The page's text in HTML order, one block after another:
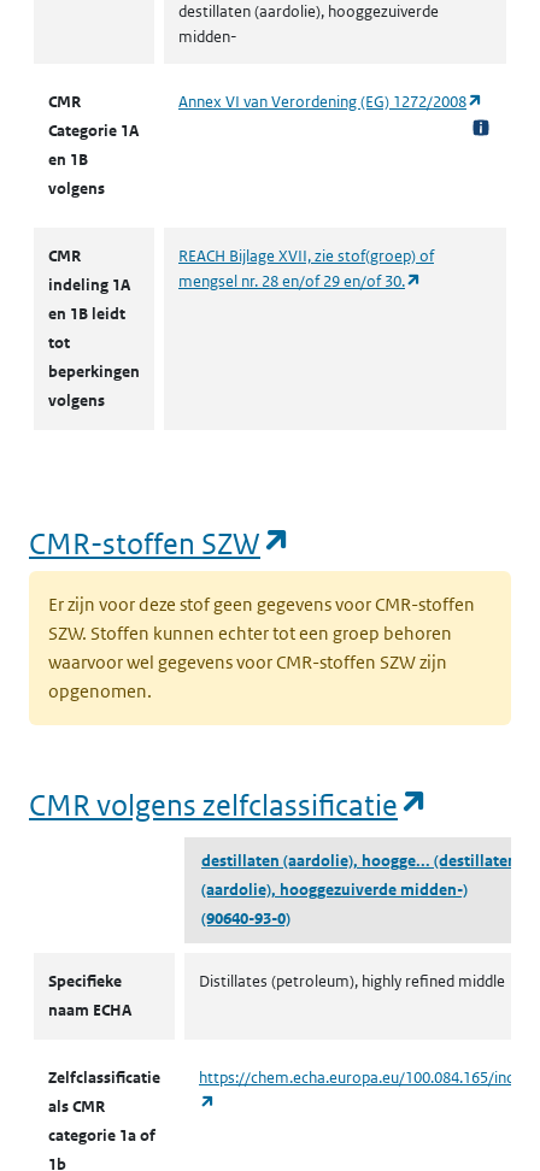
destillaten (aardolie), hooggezuiverde
midden-
CMR
Categorie 1A
en 1B
volgens
Annex VI van Verordening (EG) 1272/2008
CMR
indeling 1A
en 1B leidt
tot
beperkingen
volgens
REACH Bijlage XVII, zie stof(groep) of
mengsel nr. 28 en/of 29 en/of 30.
CMR-stoffen SZW
Er zijn voor deze stof geen gegevens voor CMR-stoffen
SZW. Stoffen kunnen echter tot een groep behoren
waarvoor wel gegevens voor CMR-stoffen SZW zijn
opgenomen.
CMR volgens zelfclassificatie
destillaten (aardolie), hoogge... (destillaten
(aardolie), hooggezuiverde midden-)
(90640-93-0)
Specifieke
naam ECHA
Distillates (petroleum), highly refined middle
Zelfclassificatie
als CMR
categorie 1a of
1b
https://chem.echa.europa.eu/100.084.165/